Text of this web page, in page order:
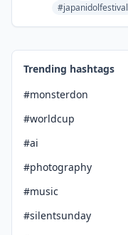
#japanidolfestival
Trending hashtags
#monsterdon
#worldcup
#ai
#photography
#music
#silentsunday